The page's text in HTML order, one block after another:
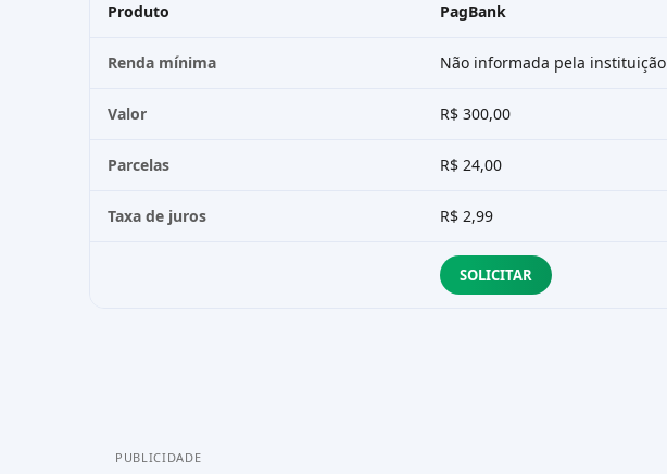
Produto PagBank
Renda mínima Não informada pela instituição
Valor R$ 300,00
Parcelas R$ 24,00
Taxa de juros R$ 2,99
SOLICITAR
PUBLICIDADE